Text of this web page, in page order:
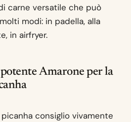
carne versatile che può
modi: in padella, alla
in airfryer.
Amarone per la
consiglio vivamente